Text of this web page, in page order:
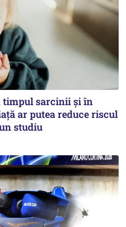
sarcinii și în
ar putea reduce riscul
studiu